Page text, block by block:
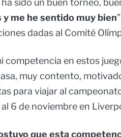
ha sido un buen torneo,
me he sentido muy bien
dadas al Comité
competencia en estos
muy contento,
para viajar al
6 de noviembre en
que esta